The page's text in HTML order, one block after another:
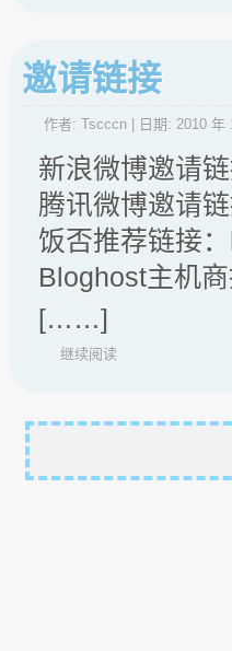
邀请链接
作者: Tscccn | 日期: 2010 年
新浪微博邀请
腾讯微博邀请
饭否推荐链接
Bloghost主机
[……]
继续阅读